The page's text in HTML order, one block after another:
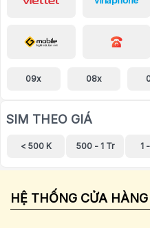
09x 08x
SIM THEO GIÁ
< 500 K 500 - 1 Tr 1
HỆ THỐNG CỬA